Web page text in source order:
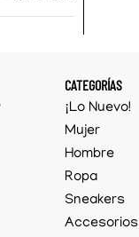
CATEGORÍAS
¡Lo Nuevo!
Mujer
Hombre
Ropa
Sneakers
Accesorios